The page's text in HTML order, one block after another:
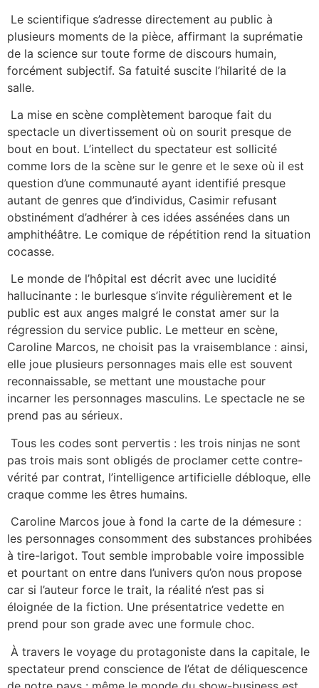
Le scientifique s’adresse directement au public à
plusieurs moments de la pièce, affirmant la suprématie
de la science sur toute forme de discours humain,
forcément subjectif. Sa fatuité suscite l’hilarité de la
salle.
La mise en scène complètement baroque fait du
spectacle un divertissement où on sourit presque de
bout en bout. L’intellect du spectateur est sollicité
comme lors de la scène sur le genre et le sexe où il est
question d’une communauté ayant identifié presque
autant de genres que d’individus, Casimir refusant
obstinément d’adhérer à ces idées assénées dans un
amphithéâtre. Le comique de répétition rend la situation
cocasse.
Le monde de l’hôpital est décrit avec une lucidité
hallucinante : le burlesque s’invite régulièrement et le
public est aux anges malgré le constat amer sur la
régression du service public. Le metteur en scène,
Caroline Marcos, ne choisit pas la vraisemblance : ainsi,
elle joue plusieurs personnages mais elle est souvent
reconnaissable, se mettant une moustache pour
incarner les personnages masculins. Le spectacle ne se
prend pas au sérieux.
Tous les codes sont pervertis : les trois ninjas ne sont
pas trois mais sont obligés de proclamer cette contre-
vérité par contrat, l’intelligence artificielle débloque, elle
craque comme les êtres humains.
Caroline Marcos joue à fond la carte de la démesure :
les personnages consomment des substances prohibées
à tire-larigot. Tout semble improbable voire impossible
et pourtant on entre dans l’univers qu’on nous propose
car si l’auteur force le trait, la réalité n’est pas si
éloignée de la fiction. Une présentatrice vedette en
prend pour son grade avec une formule choc.
À travers le voyage du protagoniste dans la capitale, le
spectateur prend conscience de l’état de déliquescence